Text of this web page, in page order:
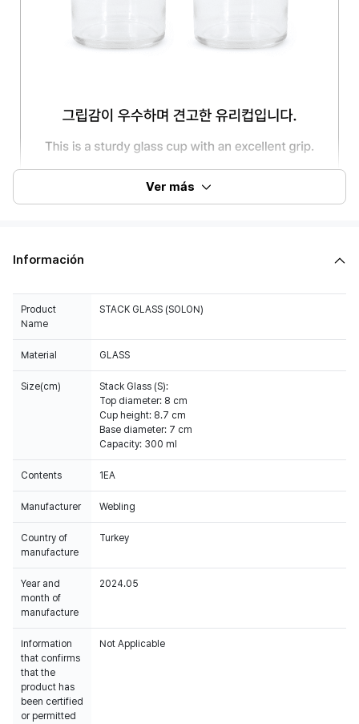
Ver más
Información
Product
Name
STACK GLASS (SOLON)
Material GLASS
Size(cm)
Stack Glass (S):
Top diameter: 8 cm
Cup height: 8.7 cm
Base diameter: 7 cm
Capacity: 300 ml
Contents 1EA
Manufacturer Webling
Country of
manufacture
Turkey
Year and
month of
manufacture
2024.05
Information
that confirms
that the
product has
been certified
or permitted
Not Applicable